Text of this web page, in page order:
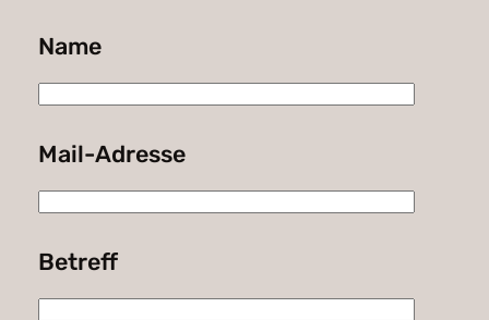
Name
Mail-Adresse
Betreff